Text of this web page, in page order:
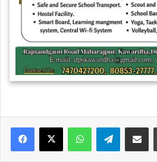
WhatsAppTelegramShare